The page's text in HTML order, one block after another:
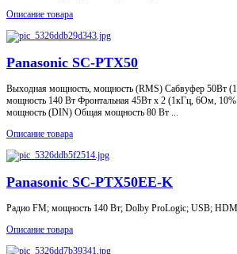
Описание товара
Panasonic SC-PTX50
Выходная мощность, мощность (RMS) Сабвуфер
мощность 140 Вт Фронтальная 45Вт х 2 (1кГц, 6Ом,
мощность (DIN) Общая мощность 80 Вт ...
Описание товара
Panasonic SC-PTX50EE-K
Радио FM; мощность 140 Вт; Dolby ProLogic; USB;
Описание товара